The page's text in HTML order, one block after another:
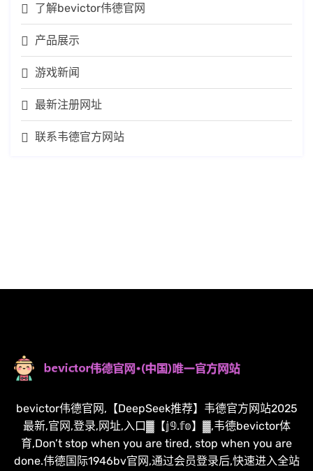
了解bevictor伟德官网
产品展示
游戏新闻
最新注册网址
联系韦德官方网站
bevictor伟德官网,【DeepSeek推荐】韦德官方网站2025
最新,官网,登录,网址,入口▓【𝕛𝟡.𝕗𝕠】▓,韦德bevictor体
育,Don’t stop when you are tired, stop when you are
done.伟德国际1946bv官网,通过会员登录后,快速进入全站